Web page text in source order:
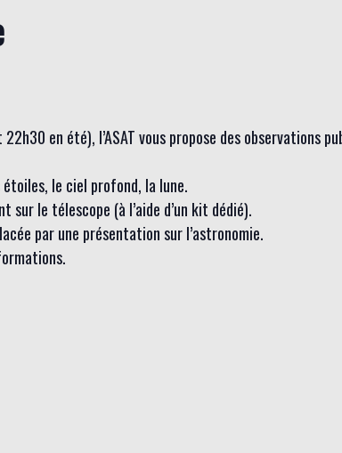
en été), l’ASAT vous propose des observations
le ciel profond, la lune.
le télescope (à l’aide d’un kit dédié).
par une présentation sur l’astronomie.